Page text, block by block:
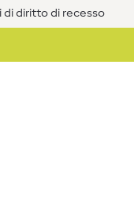
di diritto di recesso